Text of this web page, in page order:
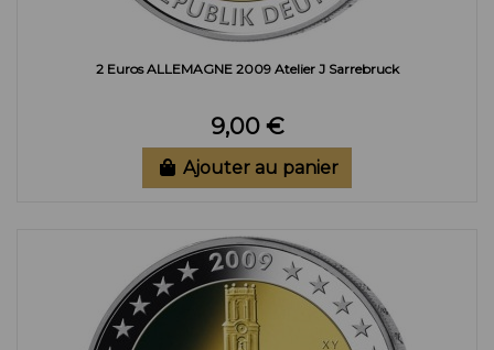
2 Euros ALLEMAGNE 2009 Atelier J Sarrebruck
9,00 €
Ajouter au panier